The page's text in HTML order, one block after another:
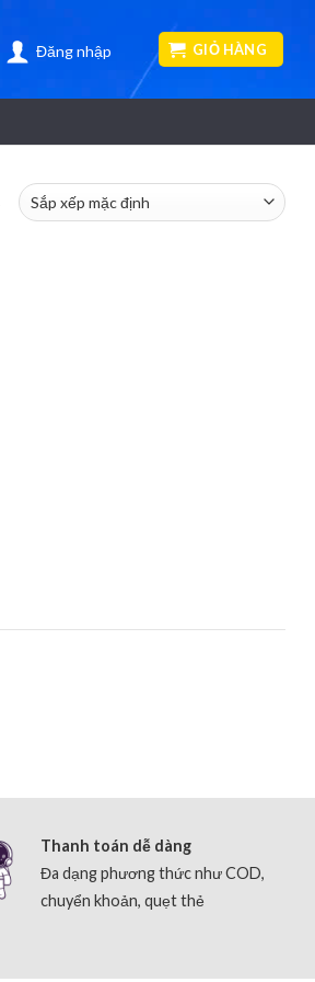
Đăng nhập GIỎ HÀNG
Thanh toán dễ dàng
Đa dạng phương thức như COD,
chuyển khoản, quẹt thẻ